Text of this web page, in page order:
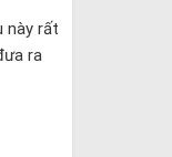
này rất
ra